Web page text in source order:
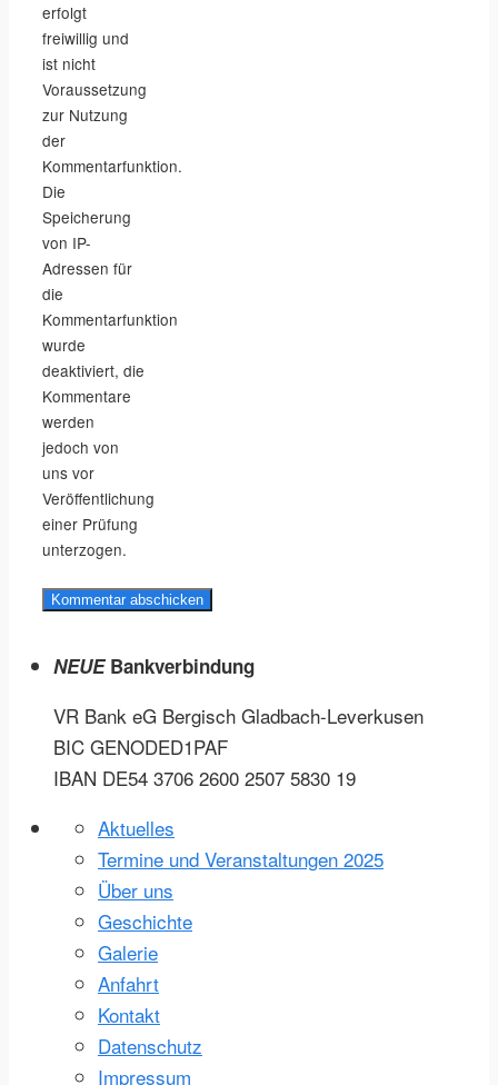
erfolgt
freiwillig und
ist nicht
Voraussetzung
zur Nutzung
der
Kommentarfunktion.
Die
Speicherung
von IP-
Adressen für
die
Kommentarfunktion
wurde
deaktiviert, die
Kommentare
werden
jedoch von
uns vor
Veröffentlichung
einer Prüfung
unterzogen.
NEUEBankverbindung
VR Bank eG Bergisch Gladbach-Leverkusen
BIC GENODED1PAF
IBAN DE54 3706 2600 2507 5830 19
Aktuelles
Termine und Veranstaltungen 2025
Über uns
Geschichte
Galerie
Anfahrt
Kontakt
Datenschutz
Impressum